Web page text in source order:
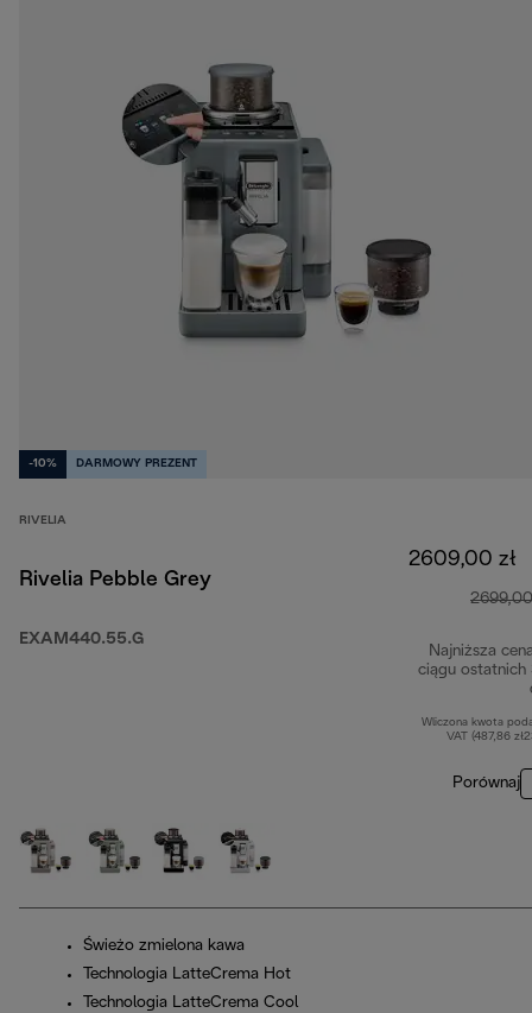
-10% DARMOWY PREZENT
RIVELIA
Rivelia Pebble Grey
EXAM440.55.G
2609,00 zł
2699,00
Najniższa
ciągu ostatnich
Wliczona kwota
VAT (487,86
Porównaj
Świeżo zmielona kawa
Technologia LatteCrema Hot
Technologia LatteCrema Cool